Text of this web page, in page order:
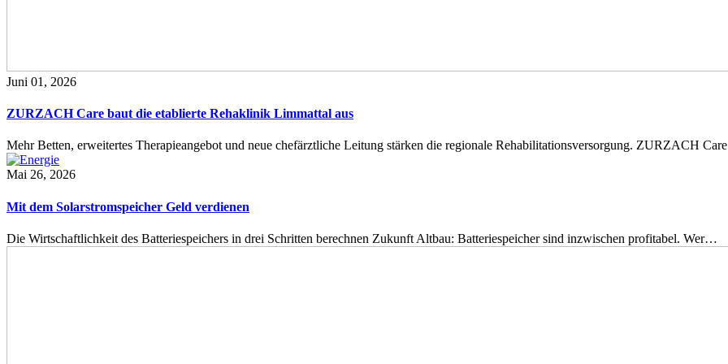
Juni 01, 2026
ZURZACH Care baut die etablierte Rehaklinik Limmattal aus
Mehr Betten, erweitertes Therapieangebot und neue chefärztliche Leitung stärken die regionale Rehabilitationsversorgung. ZURZACH
Mai 26, 2026
Mit dem Solarstromspeicher Geld verdienen
Die Wirtschaftlichkeit des Batteriespeichers in drei Schritten berechnen Zukunft Altbau: Batteriespeicher sind inzwischen profitabel. Wer…